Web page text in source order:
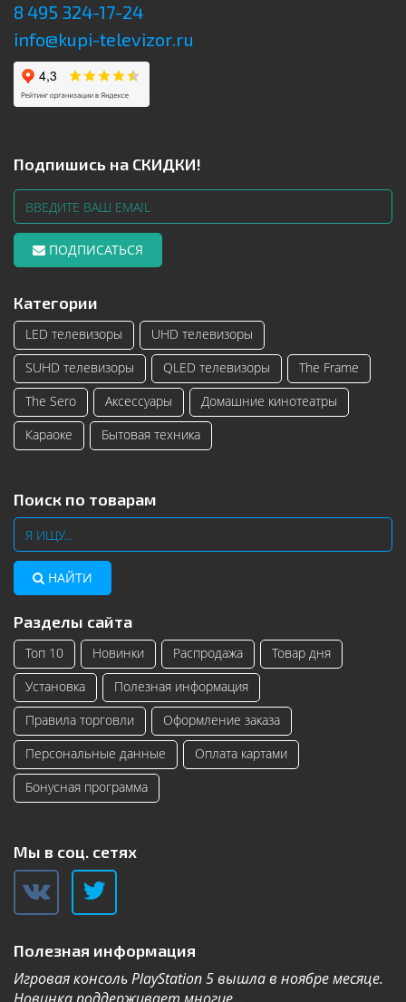
8 495 324-17-24
info@kupi-televizor.ru
Подпишись на СКИДКИ!
ПОДПИСАТЬСЯ
Категории
LED телевизоры
UHD телевизоры
SUHD телевизоры
QLED телевизоры
The Frame
The Sero
Аксессуары
Домашние кинотеатры
Караоке
Бытовая техника
Поиск по товарам
НАЙТИ
Разделы сайта
Топ 10 Новинки Распродажа
Товар дня
Установка
Полезная информация
Правила торговли
Оформление заказа
Персональные данные
Оплата картами
Бонусная программа
Мы в соц. сетях
Полезная информация
Игровая консоль PlayStation 5 вышла в ноябре месяце.